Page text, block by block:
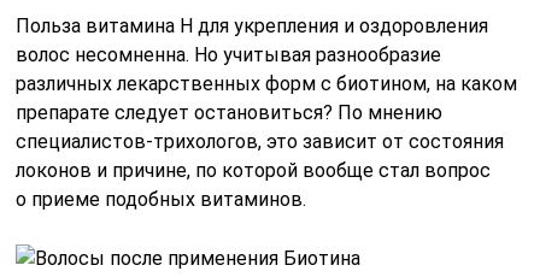
Польза витамина Н для укрепления и оздоровления
волос несомненна. Но учитывая разнообразие
различных лекарственных форм с биотином, на каком
препарате следует остановиться? По мнению
специалистов-трихологов, это зависит от состояния
локонов и причине, по которой вообще стал вопрос
о приеме подобных витаминов.